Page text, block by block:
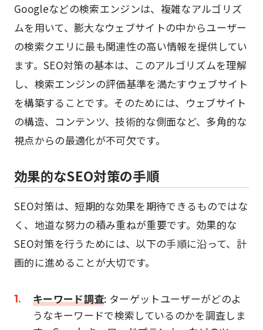
Googleなどの検索エンジンは、複雑なアルゴリズ
ムを用いて、膨大なウェブサイトの中からユーザー
の検索クエリに最も関連性の高い情報を提供してい
ます。SEO対策の基本は、このアルゴリズムを理解
し、検索エンジンの評価基準を満たすウェブサイト
を構築することです。そのためには、ウェブサイト
の構造、コンテンツ、技術的な側面など、多角的な
視点からの最適化が不可欠です。
効果的なSEO対策の手順
SEO対策は、短期的な効果を期待できるものではな
く、地道な努力の積み重ねが重要です。効果的な
SEO対策を行うためには、以下の手順に沿って、計
画的に進めることが大切です。
キーワード調査: ターゲットユーザーがどのよ
うなキーワードで検索しているのかを調査しま